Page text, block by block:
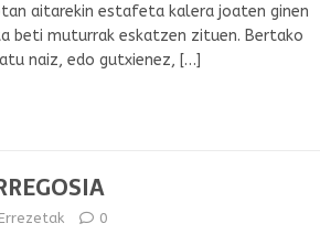
aitarekin estafeta kalera joaten ginen
beti muturrak eskatzen zituen. Bertako
naiz, edo gutxienez, […]
Errezetak 0